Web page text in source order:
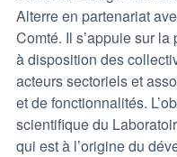
Alterre en partenariat
Comté. Il s’appuie sur
à disposition des
acteurs sectoriels et
et de fonctionnalités.
scientifique du
qui est à l’origine du